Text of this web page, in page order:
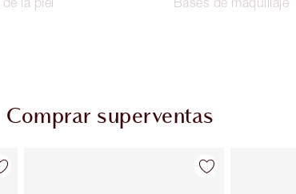
Comprar superventas